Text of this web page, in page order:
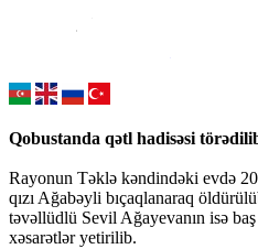
Qobustanda qətl hadisəsi
Rayonun Təklə kəndindəki evdə
qızı Ağabəyli bıçaqlanaraq
təvəllüdlü Sevil Ağayevanın isə
xəsarətlər yetirilib.